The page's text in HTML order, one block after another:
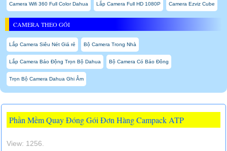
Camera Wifi 360 Full Color Dahua Lắp Camera Full HD 1080P Camera Ezviz Cube
CAMERA THEO GÓI
Lắp Camera Siêu Nét Giá rẻ Bộ Camera Trong Nhà
Lắp Camera Báo Động Trọn Bộ Dahua Bộ Camera Có Báo Đông
Trọn Bộ Camera Dahua Ghi Âm
Phần Mềm Quay Đóng Gói Đơn Hàng Campack ATP
View: 1256.